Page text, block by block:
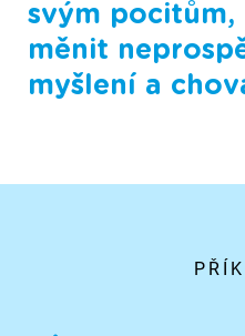
svým pocitům,
měnit
myšlení a